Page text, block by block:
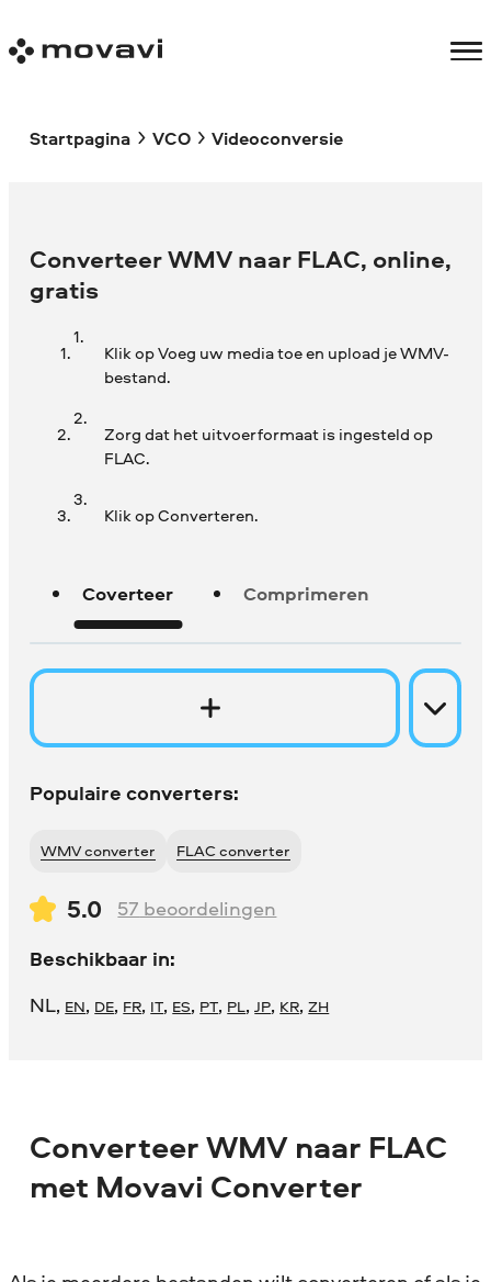
Startpagina VCO Videoconversie
Converteer WMV naar FLAC, online,
gratis
Klik op Voeg uw media toe en upload je WMV-
bestand.
Zorg dat het uitvoerformaat is ingesteld op
FLAC.
Klik op Converteren.
Coverteer Comprimeren
Populaire converters:
WMV converter FLAC converter
5.0 57 beoordelingen
Beschikbaar in:
NL, EN, DE, FR, IT, ES, PT, PL,JP, KR,ZH
Converteer WMV naar FLAC
met Movavi Converter